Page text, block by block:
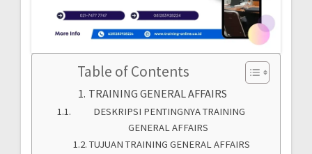
Table of Contents
TRAINING GENERAL AFFAIRS
DESKRIPSI PENTINGNYA TRAINING
GENERAL AFFAIRS
TUJUAN TRAINING GENERAL AFFAIRS